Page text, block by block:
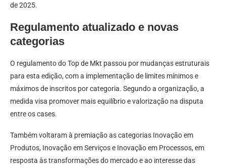
de 2025.
Regulamento atualizado e novas
categorias
O regulamento do Top de Mkt passou por mudanças estruturais
para esta edição, com a implementação de limites mínimos e
máximos de inscritos por categoria. Segundo a organização, a
medida visa promover mais equilíbrio e valorização na disputa
entre os cases.
Também voltaram à premiação as categorias Inovação em
Produtos, Inovação em Serviços e Inovação em Processos, em
resposta às transformações do mercado e ao interesse das